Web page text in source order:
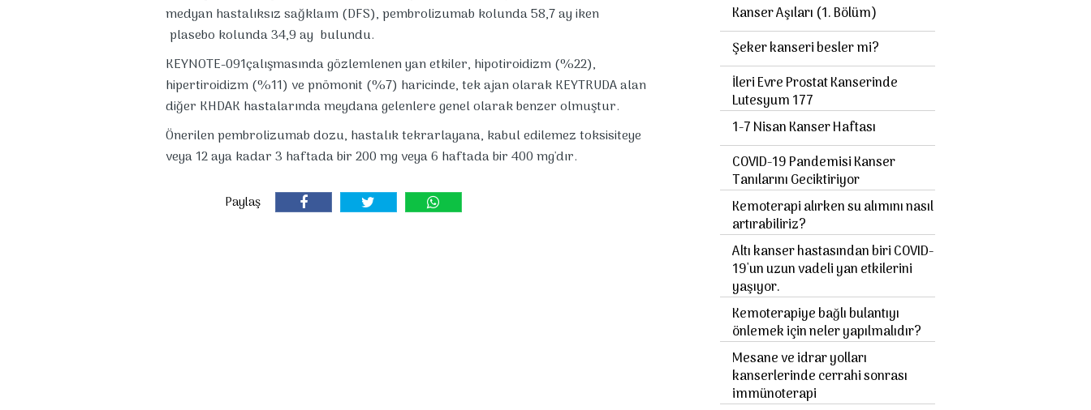
medyan hastalıksız sağklaım (DFS), pembrolizumab kolunda 58,7 ay iken
plasebo kolunda 34,9 ay bulundu.
KEYNOTE-091çalışmasında gözlemlenen yan etkiler, hipotiroidizm (%22),
hipertiroidizm (%11) ve pnömonit (%7) haricinde, tek ajan olarak KEYTRUDA alan
diğer KHDAK hastalarında meydana gelenlere genel olarak benzer olmuştur.
Önerilen pembrolizumab dozu, hastalık tekrarlayana, kabul edilemez toksisiteye
veya 12 aya kadar 3 haftada bir 200 mg veya 6 haftada bir 400 mg'dır.
Kanser Aşıları (1. Bölüm)
Şeker kanseri besler mi?
İleri Evre Prostat Kanserinde
Lutesyum 177
1-7 Nisan Kanser Haftası
COVID-19 Pandemisi Kanser
Tanılarını Geciktiriyor
Kemoterapi alırken su alımını nasıl
artırabiliriz?
Altı kanser hastasından biri COVID-
19'un uzun vadeli yan etkilerini
yaşıyor.
Kemoterapiye bağlı bulantıyı
önlemek için neler yapılmalıdır?
Mesane ve idrar yolları
kanserlerinde cerrahi sonrası
immünoterapi